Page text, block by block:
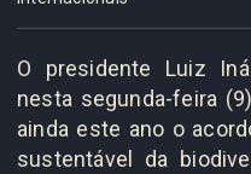
O presidente Luiz
nesta segunda-feira
ainda este ano o
sustentável da